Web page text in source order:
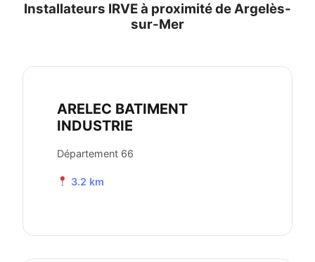
Installateurs IRVE à proximité de Argelès-
sur-Mer
ARELEC BATIMENT
INDUSTRIE
Département 66
3.2 km